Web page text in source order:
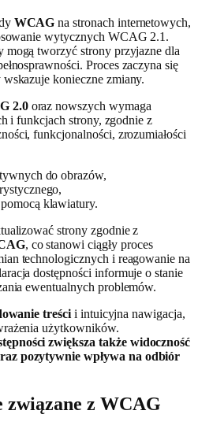
WCAG na stronach internetowych,
wytycznych WCAG 2.1.
tworzyć strony przyjazne dla
Proces zaczyna się
wskazuje konieczne zmiany.
2.0oraz nowszych wymaga
i funkcjach strony, zgodnie z
funkcjonalności, zrozumiałości
do obrazów,
klawiatury.
strony zgodnie z
, co stanowi ciągły proces
technologicznych i reagowanie na
dostępności informuje o stanie
ewentualnych problemów.
treścii intuicyjna nawigacja,
użytkowników.
zwiększa także widoczność
pozytywnie wpływa na odbiór
z WCAG